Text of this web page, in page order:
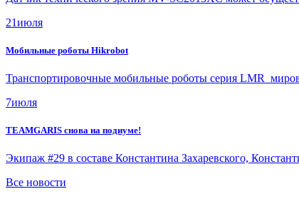
21июля
Мобильные роботы Hikrobot
Транспортировочные мобильные роботы серия LMR
7июля
TEAMGARIS снова на подиуме!
Экипаж #29 в составе Константина Захаревского,
Все новости